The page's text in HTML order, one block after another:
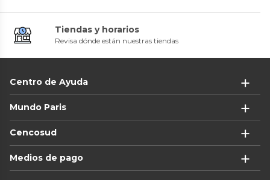
Tiendas y horarios
Revisa dónde están nuestras tiendas
Centro de Ayuda
Mundo Paris
Cencosud
Medios de pago